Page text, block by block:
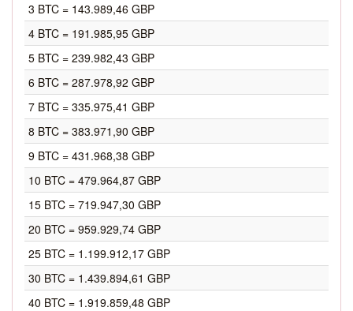
3 BTC = 143.989,46 GBP
4 BTC = 191.985,95 GBP
5 BTC = 239.982,43 GBP
6 BTC = 287.978,92 GBP
7 BTC = 335.975,41 GBP
8 BTC = 383.971,90 GBP
9 BTC = 431.968,38 GBP
10 BTC = 479.964,87 GBP
15 BTC = 719.947,30 GBP
20 BTC = 959.929,74 GBP
25 BTC = 1.199.912,17 GBP
30 BTC = 1.439.894,61 GBP
40 BTC = 1.919.859,48 GBP